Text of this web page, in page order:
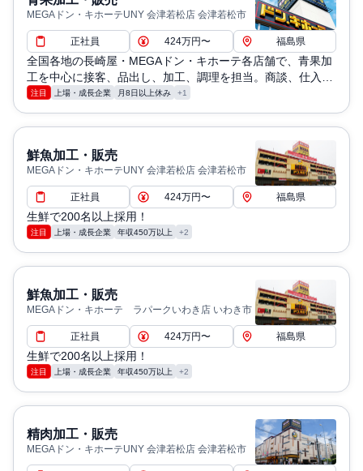
MEGAドン・キホーテUNY 会津若松店 会津若松市
正社員 424万円〜 福島県
全国各地の長崎屋・MEGAドン・キホーテ各店舗で、青果加
工を中心に接客、品出し、加工、調理を担当。商談、仕入
れ、価格設定、演出、販売なども現場で実施
注目 上場・成長企業 月8日以上休み +1
鮮魚加工・販売
MEGAドン・キホーテUNY 会津若松店 会津若松市
正社員 424万円〜 福島県
生鮮で200名以上採用！
注目 上場・成長企業 年収450万以上 +2
鮮魚加工・販売
MEGAドン・キホーテ ラパークいわき店 いわき市
正社員 424万円〜 福島県
生鮮で200名以上採用！
注目 上場・成長企業 年収450万以上 +2
精肉加工・販売
MEGAドン・キホーテUNY 会津若松店 会津若松市